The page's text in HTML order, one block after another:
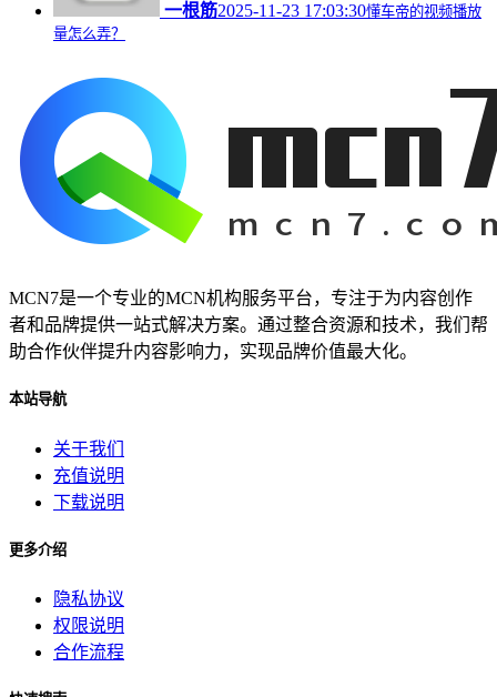
一根筋2025-11-23 17:03:30懂车帝的视频播放
量怎么弄？
MCN7是一个专业的MCN机构服务平台，专注于为内容创作
者和品牌提供一站式解决方案。通过整合资源和技术，我们帮
助合作伙伴提升内容影响力，实现品牌价值最大化。
本站导航
关于我们
充值说明
下载说明
更多介绍
隐私协议
权限说明
合作流程